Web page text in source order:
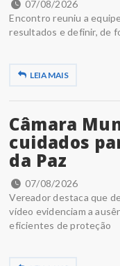
07/08/2026
Encontro reuniu a
resultados e definir, de
LEIA MAIS
Câmara
cuidados
da Paz
07/08/2026
Vereador destaca que
vídeo evidenciam a
eficientes de proteção